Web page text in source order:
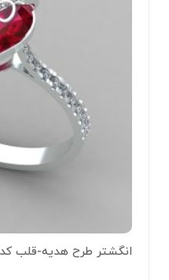
انگشتر طرح هدیه-قلب کد 01